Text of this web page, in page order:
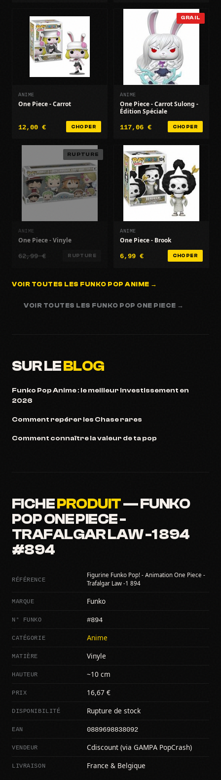
ANIME
One Piece - Carrot
12,00 € CHOPER
GRAIL
ANIME
One Piece - Carrot Sulong -
Édition Spéciale
117,06 € CHOPER
RUPTURE
ANIME
One Piece - Vinyle
62,99 € RUPTURE
ANIME
One Piece - Brook
6,99 € CHOPER
VOIR TOUTES LES FUNKO POP ANIME →
VOIR TOUTES LES FUNKO POP ONE PIECE →
SUR LEBLOG
Funko Pop Anime : le meilleur investissement en
2026
Comment repérer les Chase rares
Comment connaître la valeur de ta pop
FICHEPRODUIT— FUNKO
POP ONE PIECE -
TRAFALGAR LAW -1 894
#894
RÉFÉRENCE
Figurine Funko Pop! - Animation One Piece -
Trafalgar Law -1 894
MARQUE Funko
N° FUNKO #894
CATÉGORIE Anime
MATIÈRE Vinyle
HAUTEUR ~10 cm
PRIX 16,67 €
DISPONIBILITÉ Rupture de stock
EAN 0889698838092
VENDEUR Cdiscount (via GAMPA PopCrash)
LIVRAISON France & Belgique